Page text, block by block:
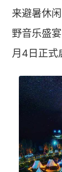
来避暑休
野音乐盛
月4日正式